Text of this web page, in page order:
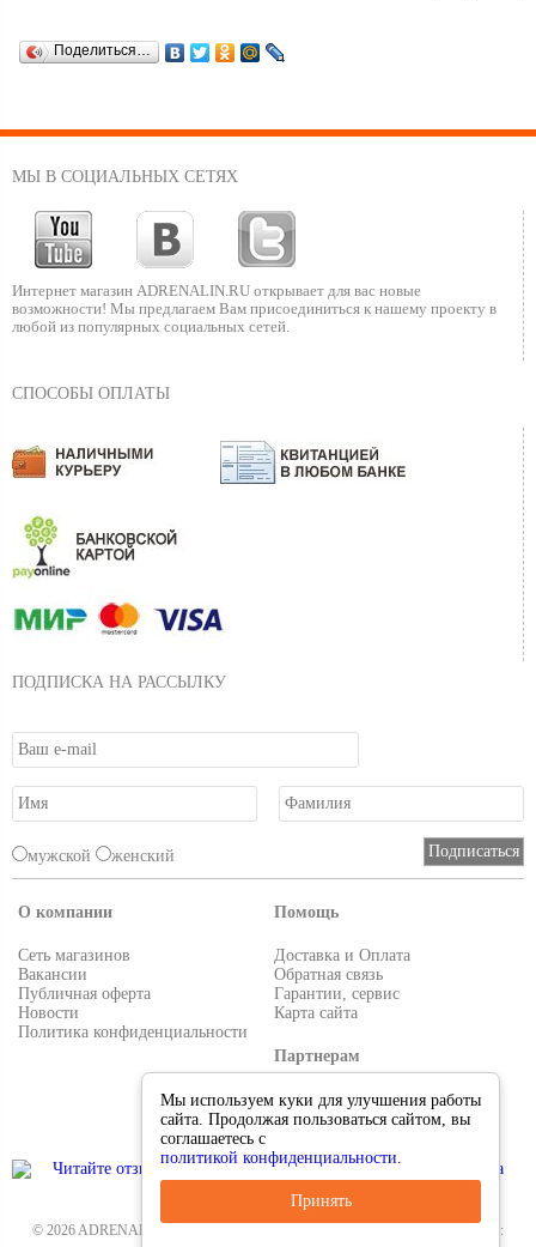
Поделиться…
МЫ В СОЦИАЛЬНЫХ СЕТЯХ
Интернет магазин ADRENALIN.RU открывает для вас новые
возможности! Мы предлагаем Вам присоединиться к нашему проекту в
любой из популярных социальных сетей.
СПОСОБЫ ОПЛАТЫ
ПОДПИСКА НА РАССЫЛКУ
мужской женский
О компании
Сеть магазинов
Вакансии
Публичная оферта
Новости
Политика конфиденциальности
Помощь
Доставка и Оплата
Обратная связь
Гарантии, сервис
Карта сайта
Партнерам
Условия работы
Реквизиты
© 2026 ADRENALIN.RU-интернет магазин. Все для туризма и рыбалки. Тел.:
Мы используем куки для улучшения работы
сайта. Продолжая пользоваться сайтом, вы
соглашаетесь с
политикой конфиденциальности.
Принять